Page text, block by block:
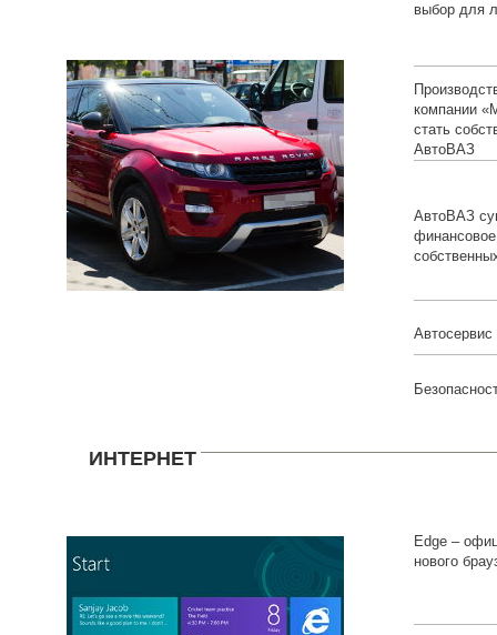
выбор для
компании
стать
АвтоВАЗ
АвтоВАЗ
ИНТЕРНЕТ
Edge –
нового